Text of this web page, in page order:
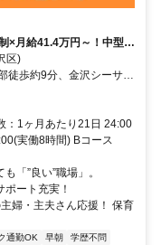
×月給41.4万円～！中型免
区)
徒歩約9分、金沢シーサイ
イドライン 産業振興セ
車場有)＼アクセス便利／
駅etc.
：1ヶ月あたり21日 24:00
実働8時間) Bコース
「”良い”職場」。
ト充実！
主夫さん応援！ 保育
通勤OK 早朝
学歴不問